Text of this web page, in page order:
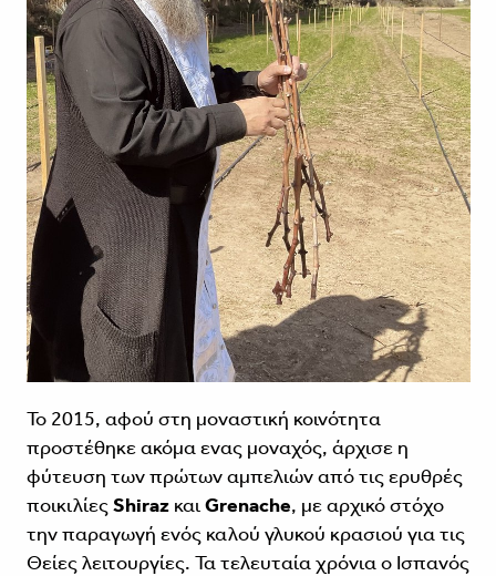
Το 2015, αφού στη μοναστική κοινότητα
προστέθηκε ακόμα ενας μοναχός, άρχισε η
φύτευση των πρώτων αμπελιών από τις ερυθρές
ποικιλίες ShirazκαιGrenache, με αρχικό στόχο
την παραγωγή ενός καλού γλυκού κρασιού για τις
Θείες λειτουργίες. Τα τελευταία χρόνια ο Ισπανός